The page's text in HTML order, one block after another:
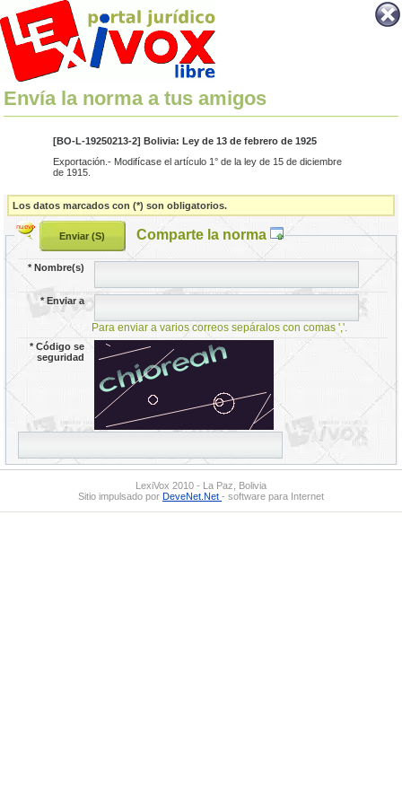
Envía la norma a tus amigos
[BO-L-19250213-2] Bolivia: Ley de 13 de febrero de 1925
Exportación.- Modifícase el artículo 1° de la ley de 15 de diciembre
de 1915.
Los datos marcados con (*) son obligatorios.
Comparte la norma
*Nombre(s)
*Enviar a
Para enviar a varios correos sepáralos con comas ','.
*Código se
seguridad
LexiVox 2010 - La Paz, Bolivia
Sitio impulsado por DeveNet.Net - software para Internet